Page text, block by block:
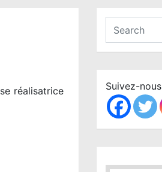
réalisatrice
a
c
h
Suivez-